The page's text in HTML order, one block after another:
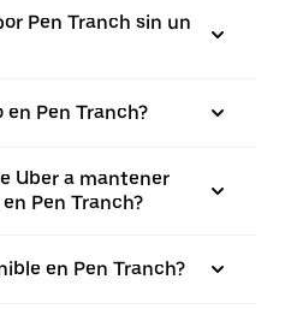
Pen Tranch sin un
Pen Tranch?
Uber a mantener
Pen Tranch?
en Pen Tranch?